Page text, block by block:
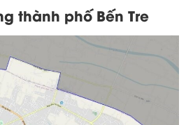
thành phố Bến Tre